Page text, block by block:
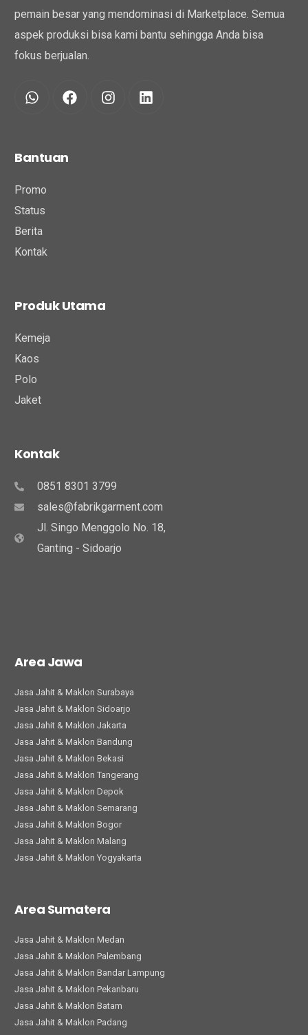
pemain besar yang mendominasi di Marketplace. Semua
aspek produksi bisa kami bantu sehingga Anda bisa
fokus berjualan.
Bantuan
Promo
Status
Berita
Kontak
Produk Utama
Kemeja
Kaos
Polo
Jaket
Kontak
0851 8301 3799
sales@fabrikgarment.com
Jl. Singo Menggolo No. 18,
Ganting - Sidoarjo
Area Jawa
Jasa Jahit & Maklon Surabaya
Jasa Jahit & Maklon Sidoarjo
Jasa Jahit & Maklon Jakarta
Jasa Jahit & Maklon Bandung
Jasa Jahit & Maklon Bekasi
Jasa Jahit & Maklon Tangerang
Jasa Jahit & Maklon Depok
Jasa Jahit & Maklon Semarang
Jasa Jahit & Maklon Bogor
Jasa Jahit & Maklon Malang
Jasa Jahit & Maklon Yogyakarta
Area Sumatera
Jasa Jahit & Maklon Medan
Jasa Jahit & Maklon Palembang
Jasa Jahit & Maklon Bandar Lampung
Jasa Jahit & Maklon Pekanbaru
Jasa Jahit & Maklon Batam
Jasa Jahit & Maklon Padang